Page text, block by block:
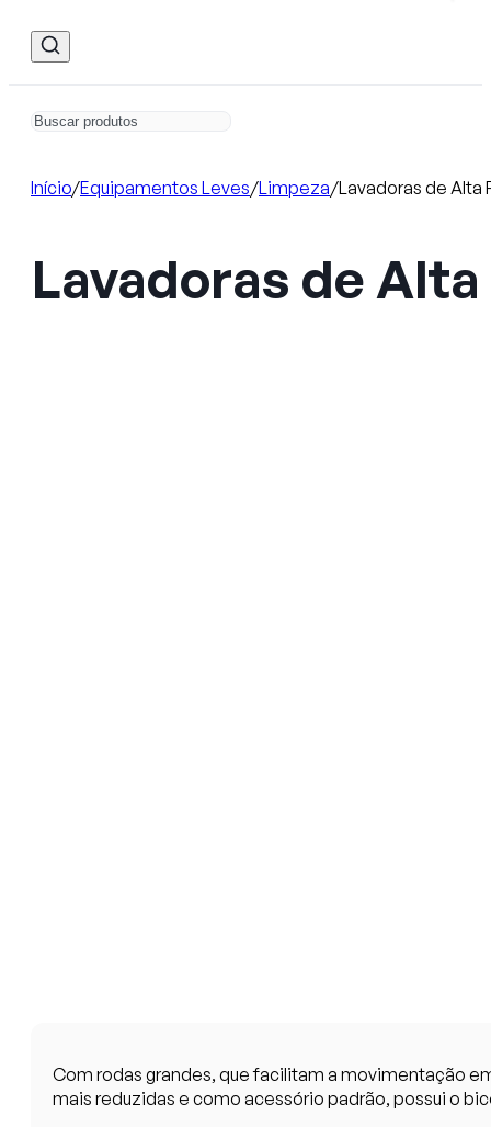
Início/Equipamentos Leves/Limpeza/Lavadoras de Alta
Lavadoras de
Com rodas grandes, que facilitam a movimentação
mais reduzidas e como acessório padrão, possui o